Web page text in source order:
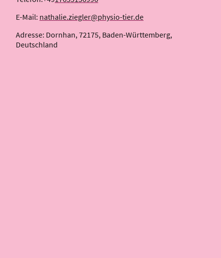
E-Mail: nathalie.ziegler@physio-tier.de
Adresse: Dornhan, 72175, Baden-Württemberg,
Deutschland